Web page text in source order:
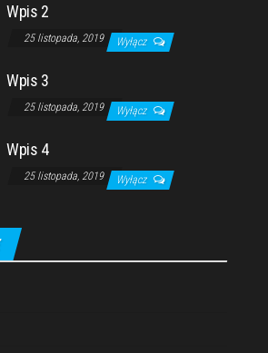
Wpis 2
25 listopada, 2019 Wyłącz
Wpis 3
25 listopada, 2019 Wyłącz
Wpis 4
25 listopada, 2019 Wyłącz